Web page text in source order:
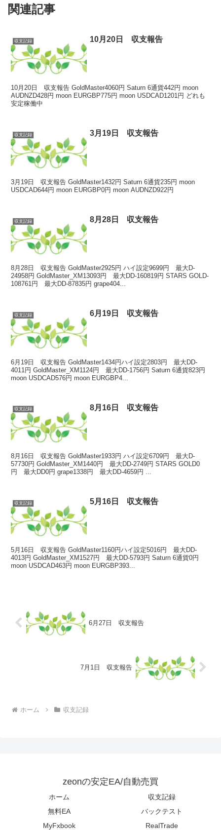
関連記事
収支記録 10月20日 収支報告
10月20日 収支報告 GoldMaster4060円 Saturn 6通貨442円 moon
AUDNZD428円 moon EURGBP775円 moon USDCAD1201円 どれも
安定稼働中
収支記録 3月19日 収支報告
3月19日 収支報告 GoldMaster1432円 Saturn 6通貨235円 moon
USDCAD644円 moon EURGBP0円 moon AUDNZD922円
収支記録 8月28日 収支報告
8月28日 収支報告 GoldMaster2925円 ハイ設定9699円 最大D-
24958円 GoldMaster_XM13093円 最大DD-160819円 STARS GOLD-
108761円 最大DD-87835円 grape404...
収支記録 6月19日 収支報告
6月19日 収支報告 GoldMaster1434円ハイ設定2803円 最大DD-
4011円 GoldMaster_XM1124円 最大DD-1756円 Saturn 6通貨823円
moon USDCAD576円 moon EURGBP4...
収支記録 8月16日 収支報告
8月16日 収支報告 GoldMaster1933円 ハイ設定6709円 最大D-
57730円 GoldMaster_XM1440円 最大DD-2749円 STARS GOLD0
円 最大DD0円 grape1338円 最大DD-4659円 ...
収支記録 5月16日 収支報告
5月16日 収支報告 GoldMaster1160円ハイ設定5016円 最大DD-
4013円 GoldMaster_XM1527円 最大DD-5793円 Saturn 6通貨0円
moon USDCAD463円 moon EURGBP393...
6月27日 収支報告
7月1日 収支報告
ホーム 収支記録
zeonの安定EA/自動売買
ホーム
収支記録
無料EA
バックテスト
MyFxbook
RealTrade